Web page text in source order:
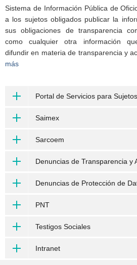
Sistema de Información Pública de
a los sujetos obligados publicar la
sus obligaciones de transparencia
como cualquier otra información
difundir en materia de transparencia y
más
Portal de Servicios para
Saimex
Sarcoem
Denuncias de Transparencia y
Denuncias de Protección de
PNT
Testigos Sociales
Intranet